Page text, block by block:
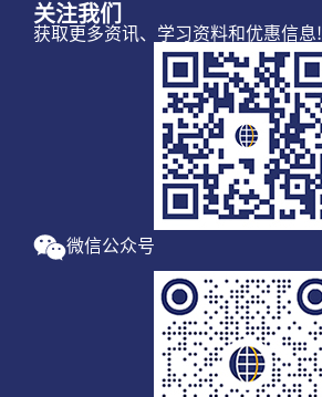
关注我们
获取更多资讯、学习资料和优惠信息!
微信公众号